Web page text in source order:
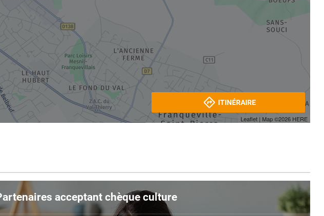
Leaflet | Map ©2026 HERE
ITINÉRAIRE
acceptant chèque culture